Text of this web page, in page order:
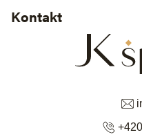
Kontakt